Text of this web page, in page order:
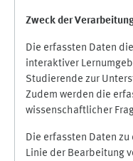
Zweck der
Die erfassten Daten
interaktiver
Studierende zur
Zudem werden die
wissenschaftlicher
Die erfassten Daten
Linie der Bearbeitung